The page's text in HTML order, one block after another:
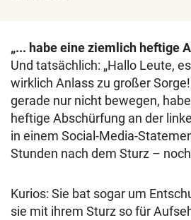
„... habe eine ziemlich heftige
Und tatsächlich: „Hallo Leute,
wirklich Anlass zu großer
gerade nur nicht bewegen,
heftige Abschürfung an der
in einem Social-Media-
Stunden nach dem Sturz –
Kurios: Sie bat sogar um
sie mit ihrem Sturz so für